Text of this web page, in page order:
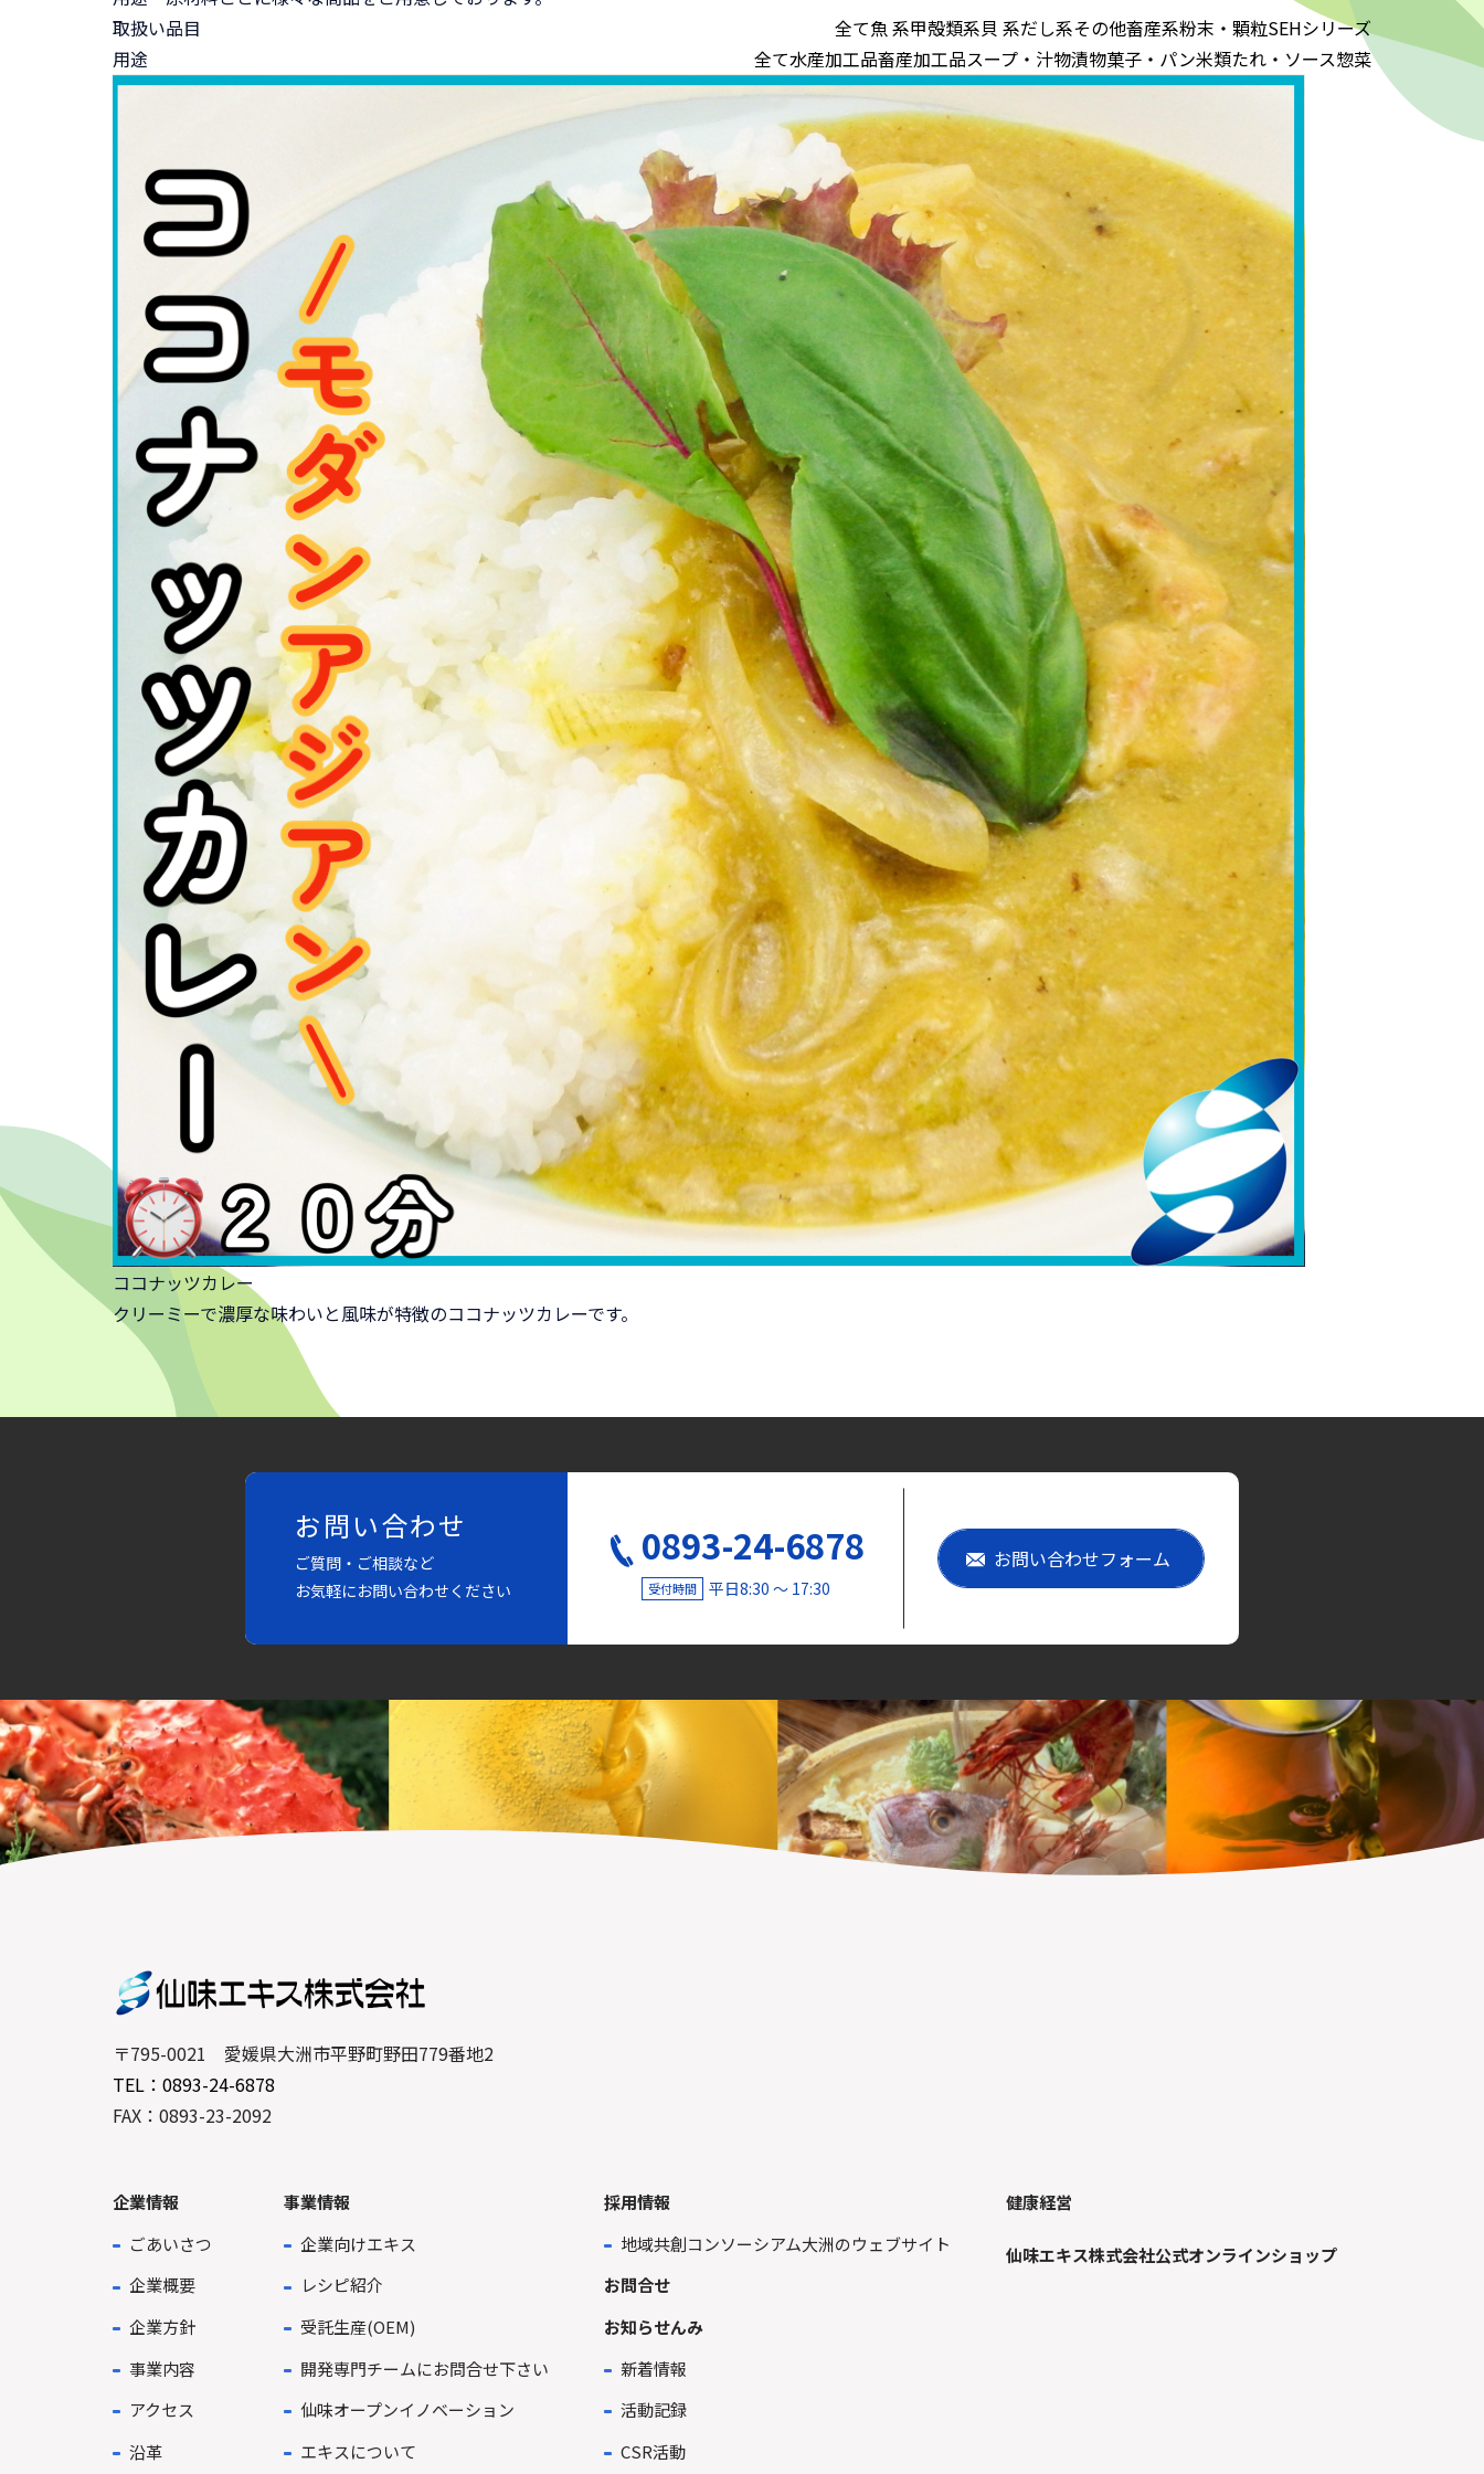
取扱い品目
全て魚 系甲殻類系貝 系だし系その他畜産系粉末・顆粒SEHシリーズ
用途
全て水産加工品畜産加工品スープ・汁物漬物菓子・パン米類たれ・ソース惣菜
ココナッツカレー
クリーミーで濃厚な味わいと風味が特徴のココナッツカレーです。
お問い合わせ
ご質問・ご相談など
お気軽にお問い合わせください
0893-24-6878
受付時間 平日8:30 〜 17:30
お問い合わせフォーム
〒795-0021 愛媛県大洲市平野町野田779番地2
TEL：0893-24-6878
FAX：0893-23-2092
企業情報
ごあいさつ
企業概要
企業方針
事業内容
アクセス
沿革
事業情報
企業向けエキス
レシピ紹介
受託生産(OEM)
開発専門チームにお問合せ下さい
仙味オープンイノベーション
エキスについて
採用情報
地域共創コンソーシアム大洲のウェブサイト
お問合せ
お知らせんみ
新着情報
活動記録
CSR活動
健康経営
仙味エキス株式会社公式オンラインショップ